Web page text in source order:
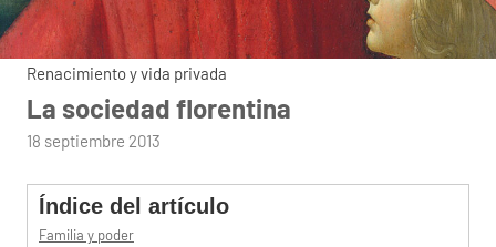
Renacimiento y vida privada
La sociedad florentina
por
18 septiembre 2013
Índice del artículo
Familia y poder